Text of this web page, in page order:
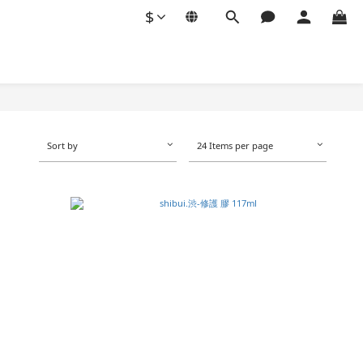
$
Sort by 24 Items per page